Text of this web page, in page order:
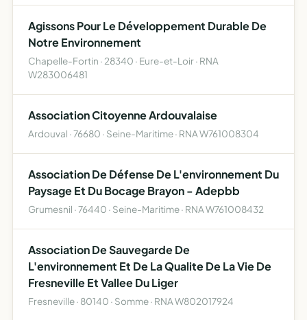
Agissons Pour Le Développement Durable De
Notre Environnement
Chapelle-Fortin · 28340 · Eure-et-Loir · RNA
W283006481
Association Citoyenne Ardouvalaise
Ardouval · 76680 · Seine-Maritime · RNA W761008304
Association De Défense De L'environnement Du
Paysage Et Du Bocage Brayon - Adepbb
Grumesnil · 76440 · Seine-Maritime · RNA W761008432
Association De Sauvegarde De
L'environnement Et De La Qualite De La Vie De
Fresneville Et Vallee Du Liger
Fresneville · 80140 · Somme · RNA W802017924